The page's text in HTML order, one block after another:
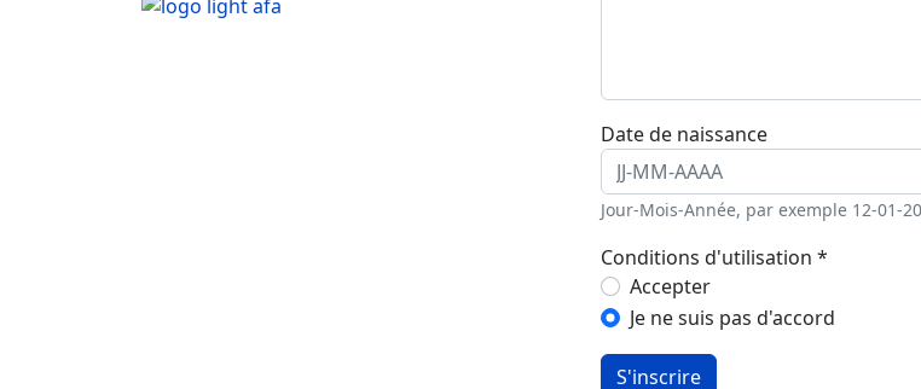
Date de naissance
Jour-Mois-Année, par exemple 12-01-
Conditions d'utilisation *
Conditions d'utilisation
Accepter
Je ne suis pas d'accord
S'inscrire